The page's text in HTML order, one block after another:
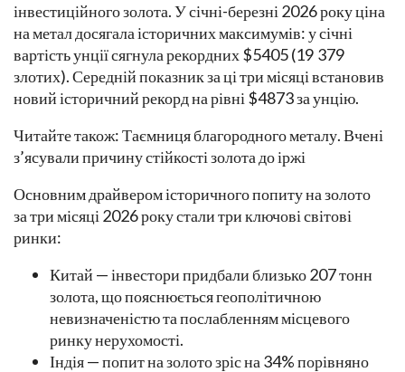
інвестиційного золота. У січні-березні 2026 року ціна
на метал досягала історичних максимумів: у січні
вартість унції сягнула рекордних $5405 (19 379
злотих). Середній показник за ці три місяці встановив
новий історичний рекорд на рівні $4873 за унцію.
Читайте також: Таємниця благородного металу. Вчені
з’ясували причину стійкості золота до іржі
Основним драйвером історичного попиту на золото
за три місяці 2026 року стали три ключові світові
ринки:
Китай — інвестори придбали близько 207 тонн
золота, що пояснюється геополітичною
невизначеністю та послабленням місцевого
ринку нерухомості.
Індія — попит на золото зріс на 34% порівняно